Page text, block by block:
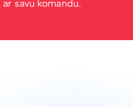
savu komandu.